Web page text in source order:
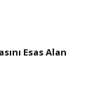
Esas Alan